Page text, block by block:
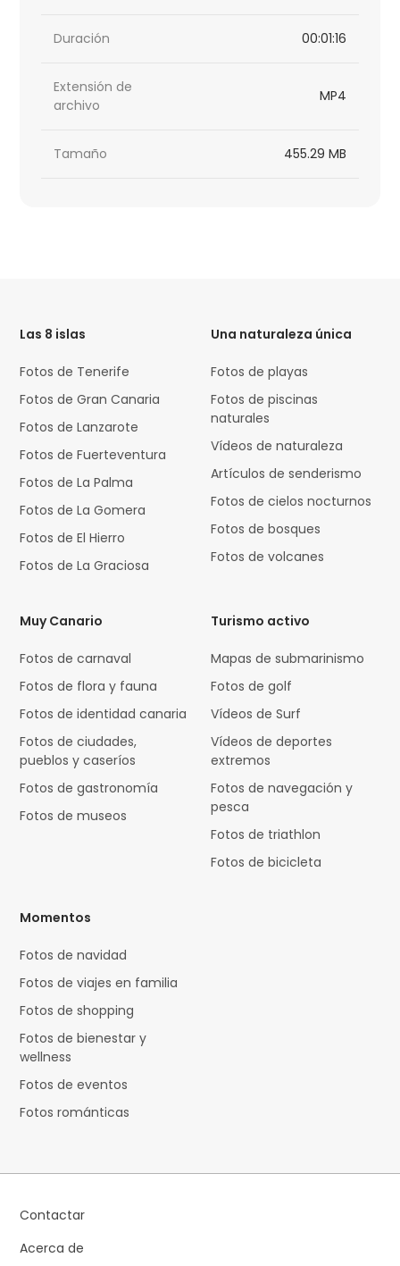
Duración 00:01:16
Extensión de
archivo
MP4
Tamaño 455.29 MB
Las 8 islas
Fotos de Tenerife
Fotos de Gran Canaria
Fotos de Lanzarote
Fotos de Fuerteventura
Fotos de La Palma
Fotos de La Gomera
Fotos de El Hierro
Fotos de La Graciosa
Una naturaleza única
Fotos de playas
Fotos de piscinas
naturales
Vídeos de naturaleza
Artículos de senderismo
Fotos de cielos nocturnos
Fotos de bosques
Fotos de volcanes
Muy Canario
Fotos de carnaval
Fotos de flora y fauna
Fotos de identidad canaria
Fotos de ciudades,
pueblos y caseríos
Fotos de gastronomía
Fotos de museos
Turismo activo
Mapas de submarinismo
Fotos de golf
Vídeos de Surf
Vídeos de deportes
extremos
Fotos de navegación y
pesca
Fotos de triathlon
Fotos de bicicleta
Momentos
Fotos de navidad
Fotos de viajes en familia
Fotos de shopping
Fotos de bienestar y
wellness
Fotos de eventos
Fotos románticas
Contactar
Acerca de